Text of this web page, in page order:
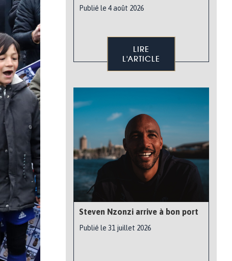
Publié le 4 août 2026
LIRE
L'ARTICLE
Steven Nzonzi arrive à bon port
Publié le 31 juillet 2026